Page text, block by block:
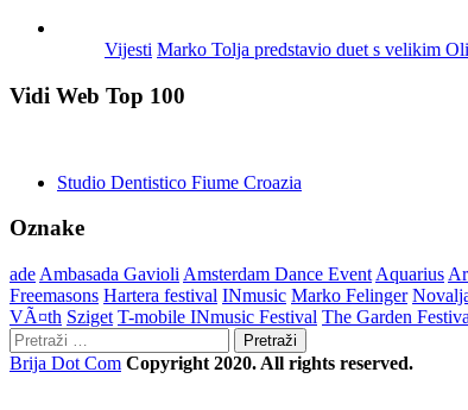
Vijesti Marko Tolja predstavio duet s velikim
Vidi Web Top 100
Studio Dentistico Fiume Croazia
Oznake
ade Ambasada Gavioli Amsterdam Dance Event Aquarius
Freemasons Hartera festival INmusic Marko Felinger
VÃ¤th Sziget T-mobile INmusic Festival The Garden
Pretraži:
Brija Dot Com Copyright 2020. All rights reserved.